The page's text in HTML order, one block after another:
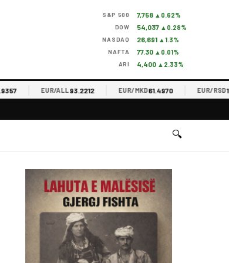
S&P 500 7,758 ▲0.62%
DOW 54,037 ▲0.28%
NASDAQ 26,691 ▲1.3%
NAFTA 77.30 ▲0.01%
ARI 4,400 ▲2.33%
EUR/ALL93.2212 EUR/MKD61.4970 EUR/RSD
🔍